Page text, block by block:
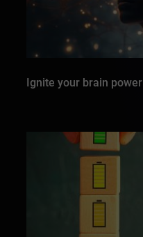
Ignite your brain power